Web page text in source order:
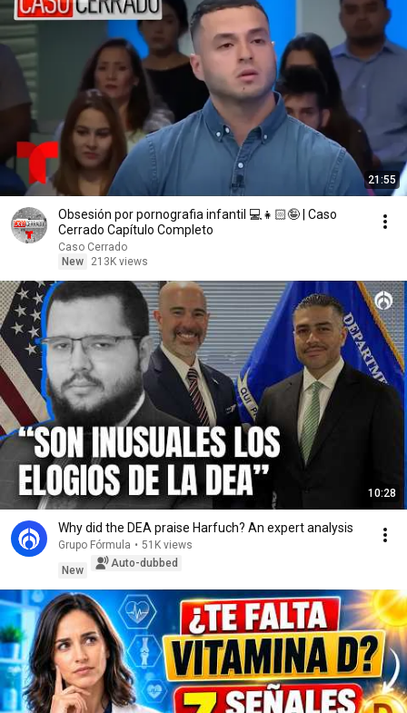
21:55
Obsesión por pornografia infantil 💻👧🏻🤪 | Caso
Cerrado Capítulo Completo
Caso Cerrado
New
213K views
10:28
Why did the DEA praise Harfuch? An expert analysis
Grupo Fórmula • 51K views
New
Auto-dubbed